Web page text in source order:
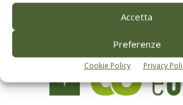
Accetta
Preferenze
Cookie Policy Privacy